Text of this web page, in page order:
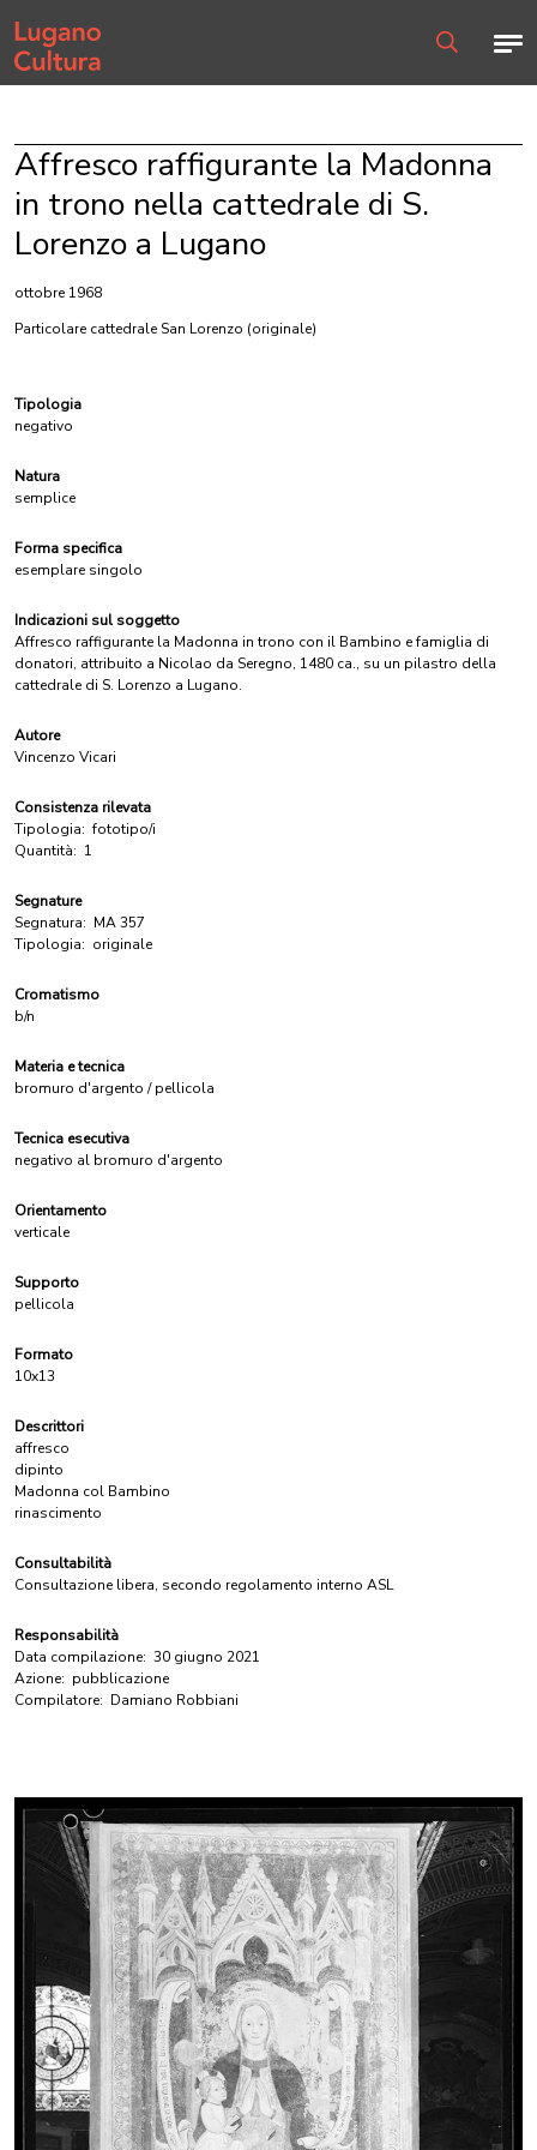
Home page
Affresco raffigurante la Madonna
in trono nella cattedrale di S.
Lorenzo a Lugano
ottobre 1968
Particolare cattedrale San Lorenzo (originale)
Tipologia
negativo
Natura
semplice
Forma specifica
esemplare singolo
Indicazioni sul soggetto
Affresco raffigurante la Madonna in trono con il Bambino e famiglia di
donatori, attribuito a Nicolao da Seregno, 1480 ca., su un pilastro della
cattedrale di S. Lorenzo a Lugano.
Autore
Vincenzo Vicari
Consistenza rilevata
Tipologia: fototipo/i
Quantità: 1
Segnature
Segnatura: MA 357
Tipologia: originale
Cromatismo
b/n
Materia e tecnica
bromuro d'argento / pellicola
Tecnica esecutiva
negativo al bromuro d'argento
Orientamento
verticale
Supporto
pellicola
Formato
10x13
Descrittori
affresco
dipinto
Madonna col Bambino
rinascimento
Consultabilità
Consultazione libera, secondo regolamento interno ASL
Responsabilità
Data compilazione: 30 giugno 2021
Azione: pubblicazione
Compilatore: Damiano Robbiani